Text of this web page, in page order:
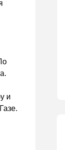
и